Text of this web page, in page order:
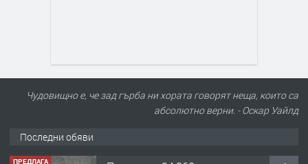
Чудовищно е, че зад гърба ни хората говорят неща, които са
абсолютно верни. - Оскар Уайлд
Последни обяви
ПРЕДЛАГА